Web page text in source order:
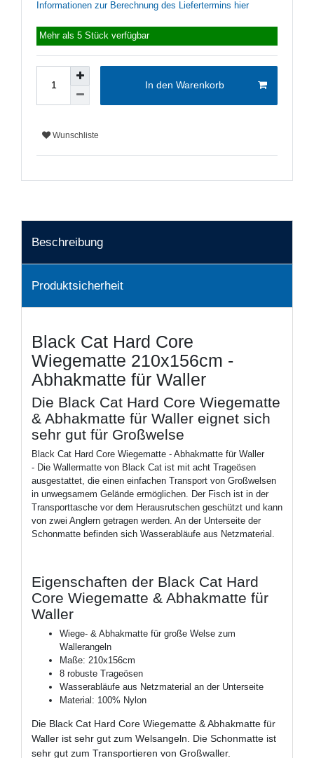
Informationen zur Berechnung des Liefertermins hier
Mehr als 5 Stück verfügbar
In den Warenkorb
Wunschliste
Beschreibung
Produktsicherheit
Black Cat Hard Core
Wiegematte 210x156cm -
Abhakmatte für Waller
Die Black Cat Hard Core Wiegematte
& Abhakmatte für Waller eignet sich
sehr gut für Großwelse
Black Cat Hard Core Wiegematte - Abhakmatte für Waller
- Die Wallermatte von Black Cat ist mit acht Trageösen
ausgestattet, die einen einfachen Transport von Großwelsen
in unwegsamem Gelände ermöglichen. Der Fisch ist in der
Transporttasche vor dem Herausrutschen geschützt und kann
von zwei Anglern getragen werden. An der Unterseite der
Schonmatte befinden sich Wasserabläufe aus Netzmaterial.
Eigenschaften der Black Cat Hard
Core Wiegematte & Abhakmatte für
Waller
Wiege- & Abhakmatte für große Welse zum
Wallerangeln
Maße: 210x156cm
8 robuste Trageösen
Wasserabläufe aus Netzmaterial an der Unterseite
Material: 100% Nylon
Die Black Cat Hard Core Wiegematte & Abhakmatte für
Waller ist sehr gut zum Welsangeln. Die Schonmatte ist
sehr gut zum Transportieren von Großwaller.